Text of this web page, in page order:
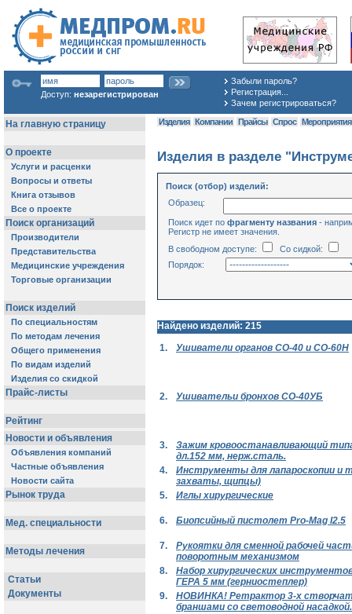
Доступ: незарегистрирован
Забыли пароль?
Регистрация...
Зачем регистрироваться?
Изделия Компании Прайсы Спрос Мероприятия
Изделия в разделе
Поиск (отбор) изделий:
Образец:
Поиск идет по фрагменту названия -
Регистр не имеет значения.
В свободном доступе:
Со сидкой:
Порядок:
Найдено изделий: 215
1. Ушиватели органов СО-40 и СО-60Н
2. Ушивательи бронхов СО-40УБ
3.
Зажим кровоостанавливающий
дл.152 мм, нерж.сталь.
4.
Инструменты для лапароскопии и
захваты, щипцы)
5.
Иглы хирургические
6. Биопсийный пистолет Pro-Mag I2.5
7.
Рукоятки для сменной рабочей
поворотным механизмом
8.
Набор хирургических
ГЕРА 5 мм (герниостеплер)
9.
НОВИНКА! Ретрактор 3-х
браншами со световодной насадкой.